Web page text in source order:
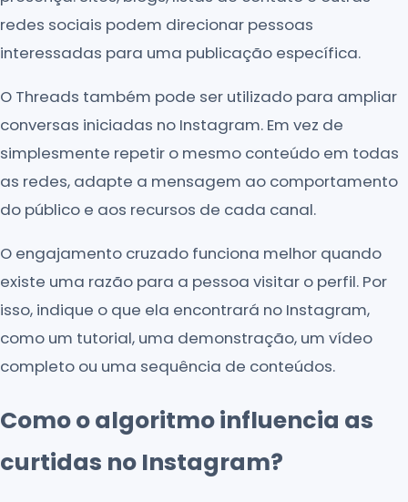
redes sociais podem direcionar pessoas
interessadas para uma publicação específica.
O Threads também pode ser utilizado para ampliar
conversas iniciadas no Instagram. Em vez de
simplesmente repetir o mesmo conteúdo em todas
as redes, adapte a mensagem ao comportamento
do público e aos recursos de cada canal.
O engajamento cruzado funciona melhor quando
existe uma razão para a pessoa visitar o perfil. Por
isso, indique o que ela encontrará no Instagram,
como um tutorial, uma demonstração, um vídeo
completo ou uma sequência de conteúdos.
Como o algoritmo influencia as
curtidas no Instagram?